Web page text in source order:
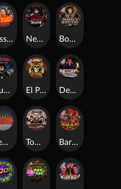
Nexus Blood & Shadow
Tombstone No Mercy
Kiss My Chainsaw Bounty Hunters xNudge®
El Pasa Gunfight xNudge
Barbarian Fury
Devil's Crossroad
True Grit Redemption
Remember Gulag